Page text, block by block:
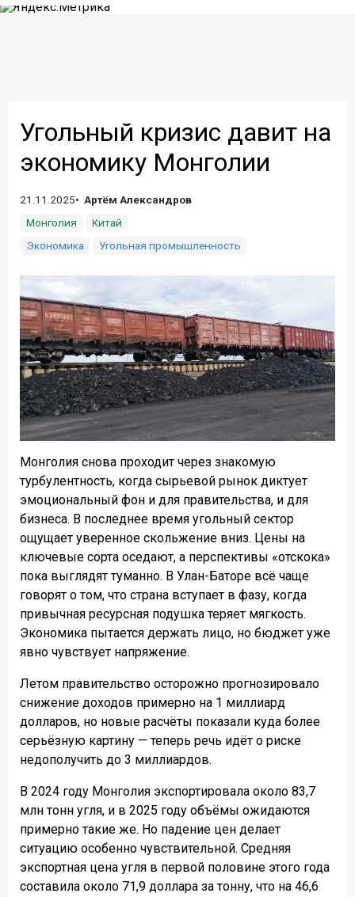
Угольный кризис давит на
экономику Монголии
21.11.2025
Артём Александров
Монголия
Китай
Экономика
Угольная промышленность
Монголия снова проходит через знакомую
турбулентность, когда сырьевой рынок диктует
эмоциональный фон и для правительства, и для
бизнеса. В последнее время угольный сектор
ощущает уверенное скольжение вниз. Цены на
ключевые сорта оседают, а перспективы «отскока»
пока выглядят туманно. В Улан-Баторе всё чаще
говорят о том, что страна вступает в фазу, когда
привычная ресурсная подушка теряет мягкость.
Экономика пытается держать лицо, но бюджет уже
явно чувствует напряжение.
Летом правительство осторожно прогнозировало
снижение доходов примерно на 1 миллиард
долларов, но новые расчёты показали куда более
серьёзную картину — теперь речь идёт о риске
недополучить до 3 миллиардов.
В 2024 году Монголия экспортировала около 83,7
млн тонн угля, и в 2025 году объёмы ожидаются
примерно такие же. Но падение цен делает
ситуацию особенно чувствительной. Средняя
экспортная цена угля в первой половине этого года
составила около 71,9 доллара за тонну, что на 46,6